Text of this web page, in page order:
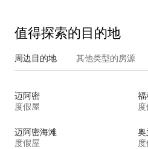
值得探索的目的地
周边目的地 其他类型的房源
迈阿密
度假屋
福
迈阿密海滩
度假屋
奥